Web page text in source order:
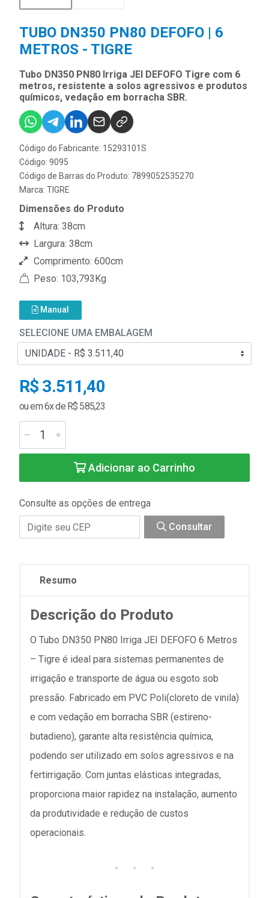
TUBO DN350 PN80 DEFOFO | 6
METROS - TIGRE
Tubo DN350 PN80 Irriga JEI DEFOFO Tigre com 6
metros, resistente a solos agressivos e produtos
químicos, vedação em borracha SBR.
Código do Fabricante: 15293101S
Código: 9095
Código de Barras do Produto: 7899052535270
Marca: TIGRE
Dimensões do Produto
Altura: 38cm
Largura: 38cm
Comprimento: 600cm
Peso: 103,793Kg
Manual
SELECIONE UMA EMBALAGEM
R$ 3.511,40
ou em 6x de R$ 585,23
Adicionar ao Carrinho
Consulte as opções de entrega
Consultar
Resumo
Descrição do Produto
O Tubo DN350 PN80 Irriga JEI DEFOFO 6 Metros
– Tigre é ideal para sistemas permanentes de
irrigação e transporte de água ou esgoto sob
pressão. Fabricado em PVC Poli(cloreto de vinila)
e com vedação em borracha SBR (estireno-
butadieno), garante alta resistência química,
podendo ser utilizado em solos agressivos e na
fertirrigação. Com juntas elásticas integradas,
proporciona maior rapidez na instalação, aumento
da produtividade e redução de custos
operacionais.